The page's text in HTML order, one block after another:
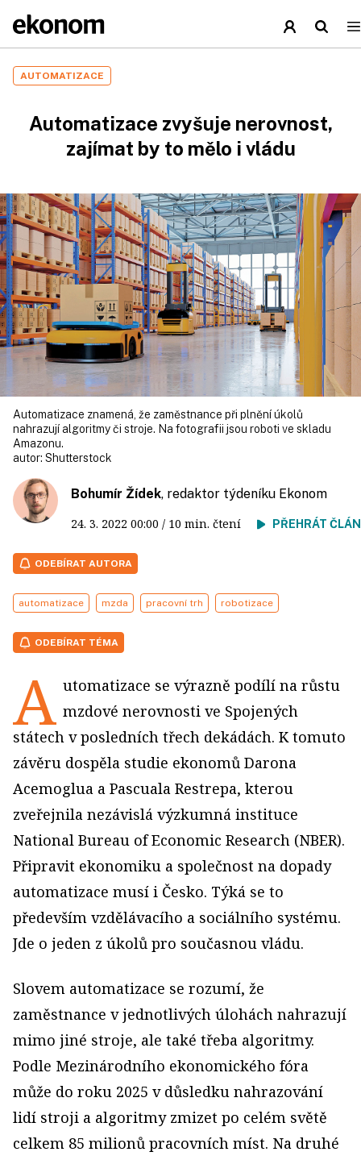
AUTOMATIZACE
Automatizace zvyšuje nerovnost,
zajímat by to mělo i vládu
Automatizace znamená, že zaměstnance při plnění úkolů
nahrazují algoritmy či stroje. Na fotografii jsou roboti ve skladu
Amazonu.
autor: Shutterstock
Bohumír Žídek, redaktor týdeníku Ekonom
24. 3. 2022 00:00 / 10 min. čtení PŘEHRÁT
ODEBÍRAT AUTORA
automatizace mzda pracovní trh robotizace
ODEBÍRAT TÉMA
A utomatizace se výrazně podílí na růstu
mzdové nerovnosti ve Spojených
státech v posledních třech dekádách. K tomuto
závěru dospěla studie ekonomů Darona
Acemoglua a Pascuala Restrepa, kterou
zveřejnila nezávislá výzkumná instituce
National Bureau of Economic Research (NBER).
Připravit ekonomiku a společnost na dopady
automatizace musí i Česko. Týká se to
především vzdělávacího a sociálního systému.
Jde o jeden z úkolů pro současnou vládu.
Slovem automatizace se rozumí, že
zaměstnance v jednotlivých úlohách nahrazují
mimo jiné stroje, ale také třeba algoritmy.
Podle Mezinárodního ekonomického fóra
může do roku 2025 v důsledku nahrazování
lidí stroji a algoritmy zmizet po celém světě
celkem 85 milionů pracovních míst. Na druhé